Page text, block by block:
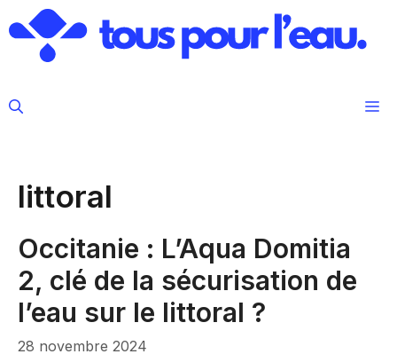
au
contenu
littoral
Occitanie : L’Aqua Domitia
2, clé de la sécurisation de
l’eau sur le littoral ?
28 novembre 2024